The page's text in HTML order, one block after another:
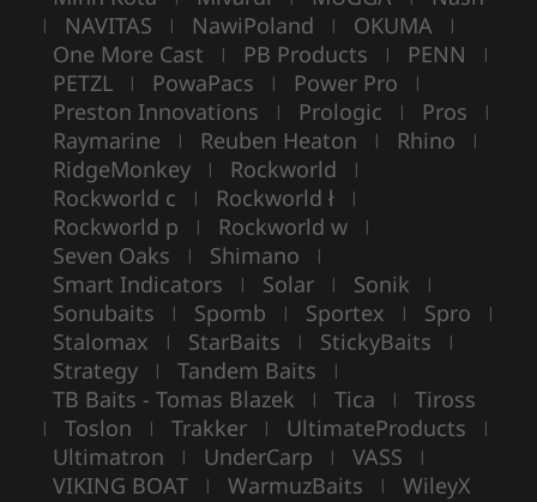
| NAVITAS | NawiPoland | OKUMA |
One More Cast | PB Products | PENN |
PETZL | PowaPacs | Power Pro |
Preston Innovations | Prologic | Pros |
Raymarine | Reuben Heaton | Rhino |
RidgeMonkey | Rockworld |
Rockworld c | Rockworld ł |
Rockworld p | Rockworld w |
Seven Oaks | Shimano |
Smart Indicators | Solar | Sonik |
Sonubaits | Spomb | Sportex | Spro |
Stalomax | StarBaits | StickyBaits |
Strategy | Tandem Baits |
TB Baits - Tomas Blazek | Tica | Tiross
| Toslon | Trakker | UltimateProducts |
Ultimatron | UnderCarp | VASS |
VIKING BOAT | WarmuzBaits | WileyX